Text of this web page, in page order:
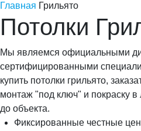
Главная Грильято
Потолки
Мы являемся официальными
сертифицированными
купить потолки грильято,
монтаж "под ключ" и покраску
до объекта.
Фиксированные честные